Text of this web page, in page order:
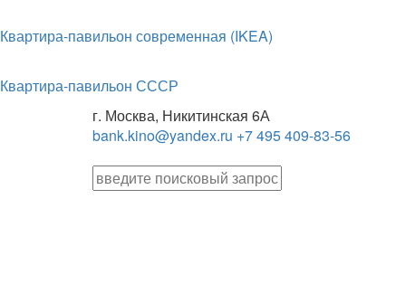
Квартира-павильон современная (IKEA)
Квартира-павильон СССР
г. Москва, Никитинская 6А
bank.kino@yandex.ru +7 495 409-83-56